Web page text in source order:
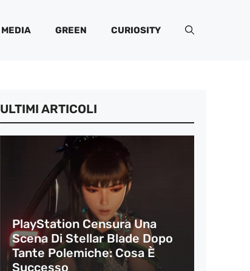
MEDIA GREEN CURIOSITY
ULTIMI ARTICOLI
PlayStation Censura Una
Scena Di Stellar Blade Dopo
Tante Polemiche: Cosa È
Successo